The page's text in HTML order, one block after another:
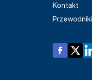
Kontakt
Przewodniki